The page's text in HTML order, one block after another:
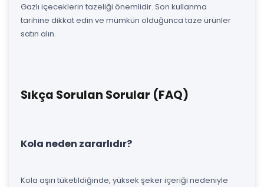
Gazlı içeceklerin tazeliği önemlidir. Son kullanma
tarihine dikkat edin ve mümkün olduğunca taze ürünler
satın alın.
Sıkça Sorulan Sorular (FAQ)
Kola neden zararlıdır?
Kola aşırı tüketildiğinde, yüksek şeker içeriği nedeniyle